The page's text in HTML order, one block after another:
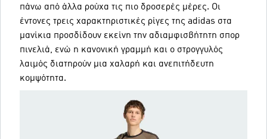
πάνω από άλλα ρούχα τις πιο δροσερές μέρες. Οι
έντονες τρεις χαρακτηριστικές ρίγες της adidas στα
μανίκια προσδίδουν εκείνη την αδιαμφισβήτητη σπορ
πινελιά, ενώ η κανονική γραμμή και ο στρογγυλός
λαιμός διατηρούν μια χαλαρή και ανεπιτήδευτη
κομψότητα.